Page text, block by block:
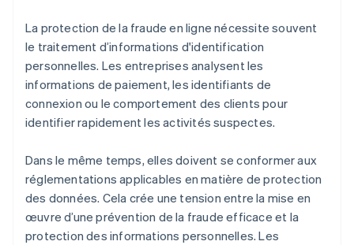
La protection de la fraude en ligne nécessite souvent
le traitement d’informations d'identification
personnelles. Les entreprises analysent les
informations de paiement, les identifiants de
connexion ou le comportement des clients pour
identifier rapidement les activités suspectes.
Dans le même temps, elles doivent se conformer aux
réglementations applicables en matière de protection
des données. Cela crée une tension entre la mise en
œuvre d’une prévention de la fraude efficace et la
protection des informations personnelles. Les